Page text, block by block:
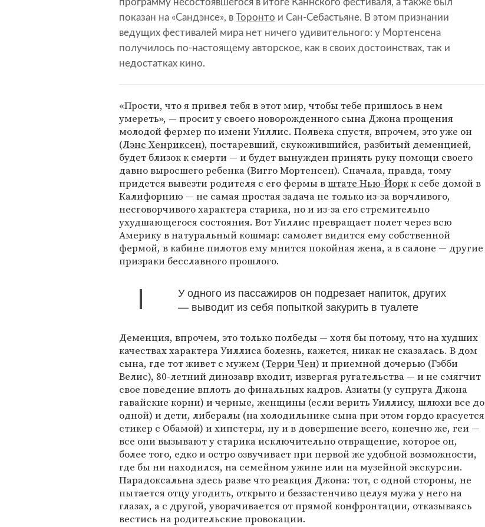
программу несостоявшегося в итоге Каннского фестиваля, а также был
показан на «Сандэнсе», в Торонто и Сан-Себастьяне. В этом признании
ведущих фестивалей мира нет ничего удивительного: у Мортенсена
получилось по-настоящему авторское, как в своих достоинствах, так и
недостатках кино.
«Прости, что я привел тебя в этот мир, чтобы тебе пришлось в нем
умереть», — просит у своего новорожденного сына Джона прощения
молодой фермер по имени Уиллис. Полвека спустя, впрочем, это уже он
(Лэнс Хенриксен), постаревший, скукожившийся, разбитый деменцией,
будет близок к смерти — и будет вынужден принять руку помощи своего
давно выросшего ребенка (Вигго Мортенсен). Сначала, правда, тому
придется вывезти родителя с его фермы вштате Нью-Йоркк себе домой в
Калифорнию — не самая простая задача не только из-за ворчливого,
несговорчивого характера старика, но и из-за его стремительно
ухудшающегося состояния. Вот Уиллис превращает полет через всю
Америку в натуральный кошмар: самолет видится ему собственной
фермой, в кабине пилотов ему мнится покойная жена, а в салоне — другие
призраки бесславного прошлого.
У одного из пассажиров он подрезает напиток, других
— выводит из себя попыткой закурить в туалете
Деменция, впрочем, это только полбеды — хотя бы потому, что на худших
качествах характера Уиллиса болезнь, кажется, никак не сказалась. В дом
сына, где тот живет с мужем (Терри Чен) и приемной дочерью (Гэбби
Велис), 80-летний динозавр входит, извергая ругательства — и не смягчит
свое поведение вплоть до финальных кадров. Азиаты (у супруга Джона
гавайские корни) и черные, женщины (если верить Уиллису, шлюхи все до
одной) и дети, либералы (на холодильнике сына при этом гордо красуется
стикер с Обамой) и хипстеры, ну и в довершение всего, конечно же, геи —
все они вызывают у старика исключительно отвращение, которое он,
более того, едко и остро озвучивает при первой же удобной возможности,
где бы ни находился, на семейном ужине или на музейной экскурсии.
Парадоксальна здесь разве что реакция Джона: тот, с одной стороны, не
пытается отцу угодить, открыто и беззастенчиво целуя мужа у него на
глазах, а с другой, уворачивается от прямой конфронтации, отказываясь
вестись на родительские провокации.